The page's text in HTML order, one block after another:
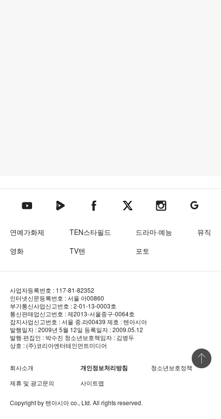
텐아시아 유튜브텐아시아 네이버TV텐아시아 페이스북텐아시아 엑스텐아시아 인스타그램
텐아시아
연예가화제 TEN스타필드 드라마·예능
뮤직
영화
TV텐 포토
사업자등록번호 : 117-81-82352
인터넷신문등록번호 : 서울 아00860
부가통신사업신고번호 : 2-01-13-0003호
통신판매업신고번호 : 제2013-서울중구-0064호
잡지사업신고번호 : 서울 중.라00439 제호 : 텐아시아
발행일자 : 2009년 5월 12일 등록일자 : 2009.05.12
발행·편집인 : 박수진 청소년보호책임자 : 김병두
상호 : (주)코리아엔터테인먼트미디어
회사소개 개인정보처리방침
청소년보호정책
제휴 및 광고문의
사이트맵
Copyright by 텐아시아co., Ltd. All rights reserved.
상단 바로